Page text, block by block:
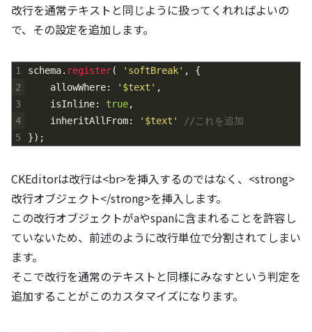
改行を通常テキストと同じように扱ってくれればよいの
で、その設定を追加します。
1
2
3
4
5
schema. register( 'softBreak' ,
{
allowWhere: '$text' ,
isInline: true,
inheritAllFrom: '$text'
//これを追加
}) ;
CKEditorは改行は<br>を挿入するのではなく、<strong>
改行オブジェクト</strong>を挿入します。
この改行オブジェクトがaやspanに含まれることを許容し
ていないため、前述のように改行単位で分割されてしまい
ます。
そこで改行を通常のテキストと同様にみなすという判定を
追加することがこのカスタマイズになります。